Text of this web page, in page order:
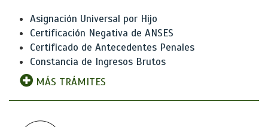
Asignación Universal por Hijo
Certificación Negativa de ANSES
Certificado de Antecedentes Penales
Constancia de Ingresos Brutos
MÁS TRÁMITES